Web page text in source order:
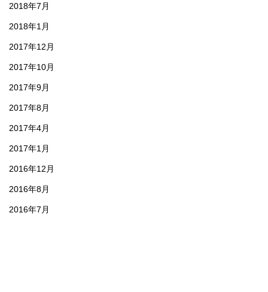
2018年7月
2018年1月
2017年12月
2017年10月
2017年9月
2017年8月
2017年4月
2017年1月
2016年12月
2016年8月
2016年7月